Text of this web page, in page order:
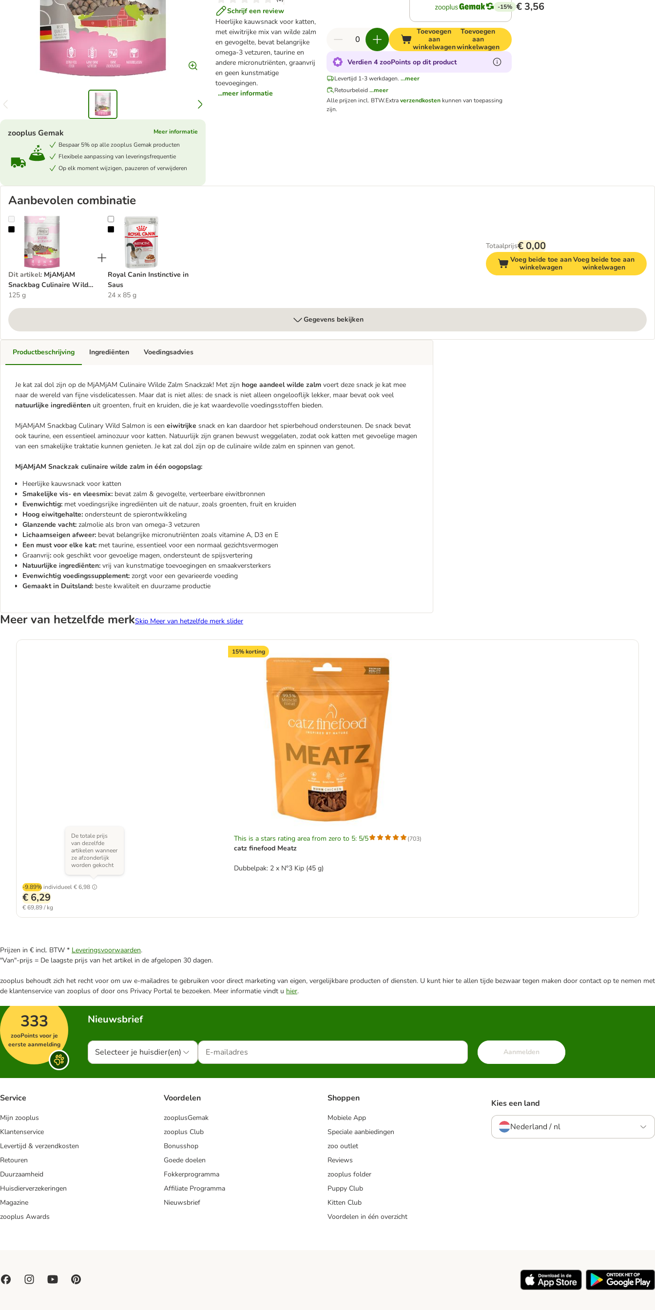
Schrijf een review
Heerlijke kauwsnack voor katten,
met eiwitrijke mix van wilde zalm
en gevogelte, bevat belangrijke
omega-3 vetzuren, taurine en
andere micronutriënten, graanvrij
en geen kunstmatige
toevoegingen.
...meer informatie
zooplus Gemak
Meer informatie
Bespaar 5% op alle zooplus Gemak producten
Flexibele aanpassing van leveringsfrequentie
Op elk moment wijzigen, pauzeren of verwijderen
-15% € 3,56
Toevoegen
aan
winkelwagen
Toevoegen
aan
winkelwagen
Verdien 4 zooPoints op dit product
Levertijd 1-3 werkdagen. ...meer
Retourbeleid ...meer
Alle prijzen incl. BTW.Extraverzendkostenkunnen van toepassing
zijn.
Aanbevolen combinatie
MjAMjAM Snackbag Culinaire Wilde Zalm
Dit artikel: MjAMjAM
Snackbag Culinaire Wilde
Zalm
125 g
Royal Canin Instinctive in Saus
Royal Canin Instinctive in
Saus
24 x 85 g
Totaalprijs€ 0,00
Voeg beide toe aan
winkelwagen
Voeg beide toe aan
winkelwagen
Gegevens bekijken
Productbeschrijving
Je kat zal dol zijn op de MjAMjAM Culinaire Wilde Zalm Snackzak! Met zijn hoge aandeel wilde zalm voert deze snack je kat mee
naar de wereld van fijne visdelicatessen. Maar dat is niet alles: de snack is niet alleen ongelooflijk lekker, maar bevat ook veel
natuurlijke ingrediënten uit groenten, fruit en kruiden, die je kat waardevolle voedingsstoffen bieden.
MjAMjAM Snackbag Culinary Wild Salmon is een eiwitrijke snack en kan daardoor het spierbehoud ondersteunen. De snack bevat
ook taurine, een essentieel aminozuur voor katten. Natuurlijk zijn granen bewust weggelaten, zodat ook katten met gevoelige magen
van een smakelijke traktatie kunnen genieten. Je kat zal dol zijn op de culinaire wilde zalm en spinnen van genot.
MjAMjAM Snackzak culinaire wilde zalm in één oogopslag:
Heerlijke kauwsnack voor katten
Smakelijke vis- en vleesmix: bevat zalm & gevogelte, verteerbare eiwitbronnen
Evenwichtig: met voedingsrijke ingrediënten uit de natuur, zoals groenten, fruit en kruiden
Hoog eiwitgehalte: ondersteunt de spierontwikkeling
Glanzende vacht: zalmolie als bron van omega-3 vetzuren
Lichaamseigen afweer: bevat belangrijke micronutriënten zoals vitamine A, D3 en E
Een must voor elke kat: met taurine, essentieel voor een normaal gezichtsvermogen
Graanvrij: ook geschikt voor gevoelige magen, ondersteunt de spijsvertering
Natuurlijke ingrediënten: vrij van kunstmatige toevoegingen en smaakversterkers
Evenwichtig voedingssupplement: zorgt voor een gevarieerde voeding
Gemaakt in Duitsland: beste kwaliteit en duurzame productie
Ingrediënten Voedingsadvies
Meer van hetzelfde merkSkip Meer van hetzelfde merk slider
15% korting
This is a stars rating area from zero to 5: 5/5 (703)
catz finefood Meatz
Dubbelpak: 2 x N°3 Kip (45 g)
-9.89% individueel€ 6,98
De totale prijs
van dezelfde
artikelen wanneer
ze afzonderlijk
worden gekocht
€ 6,29
€ 69,89 / kg
Prijzen in € incl. BTW * Leveringsvoorwaarden.
"Van"-prijs = De laagste prijs van het artikel in de afgelopen 30 dagen.
zooplus behoudt zich het recht voor om uw e-mailadres te gebruiken voor direct marketing van eigen, vergelijkbare producten of diensten. U kunt hier te allen tijde bezwaar tegen maken door contact op te nemen met
de klantenservice van zooplus of door ons Privacy Portal te bezoeken. Meer informatie vindt u hier.
333
zooPoints voor je
eerste aanmelding
Nieuwsbrief
Selecteer je huisdier(en) Aanmelden
Service
Mijn zooplus
Klantenservice
Levertijd & verzendkosten
Retouren
Duurzaamheid
Huisdierverzekeringen
Magazine
zooplus Awards
Voordelen
zooplusGemak
zooplus Club
Bonusshop
Goede doelen
Fokkerprogramma
Affiliate Programma
Nieuwsbrief
Shoppen
Mobiele App
Speciale aanbiedingen
zoo outlet
Reviews
zooplus folder
Puppy Club
Kitten Club
Voordelen in één overzicht
Kies een land
Nederland / nl